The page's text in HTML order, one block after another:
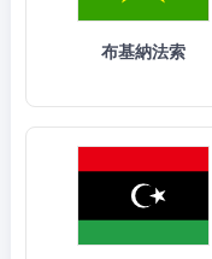
布基納法索